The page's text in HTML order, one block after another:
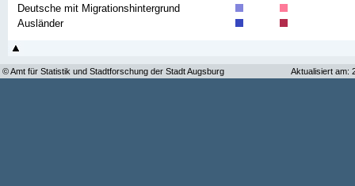
Deutsche mit Migrationshintergrund
Ausländer
© Amt für Statistik und Stadtforschung der Stadt Augsburg Aktualisiert am: